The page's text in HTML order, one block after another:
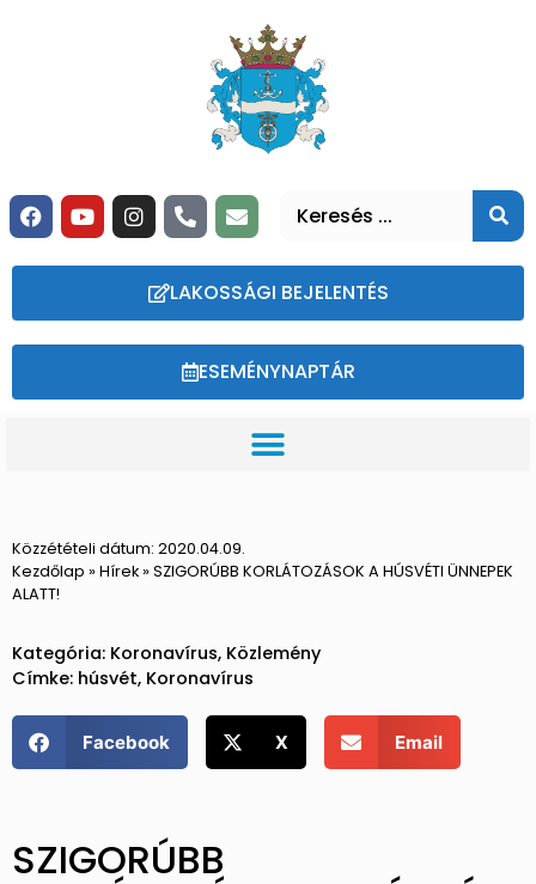
LAKOSSÁGI BEJELENTÉS
ESEMÉNYNAPTÁR
Közzétételi dátum: 2020.04.09.
Kezdőlap » Hírek» SZIGORÚBB KORLÁTOZÁSOK A HÚSVÉTI ÜNNEPEK
ALATT!
Kategória: Koronavírus, Közlemény
Címke: húsvét, Koronavírus
Facebook X Email
SZIGORÚBB